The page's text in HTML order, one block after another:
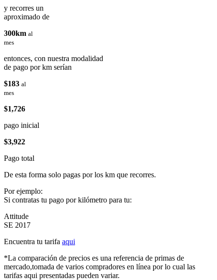
y recorres un
aproximado de
300km al
mes
entonces, con nuestra modalidad
de pago por km serían
$183 al
mes
$1,726
pago inicial
$3,922
Pago total
De esta forma solo pagas por los km que recorres.
Por ejemplo:
Si contratas tu pago por kilómetro para tu:
Attitude
SE 2017
Encuentra tu tarifa aqui
*La comparación de precios es una referencia de primas de
mercado,tomada de varios compradores en línea por lo cual las
tarifas aqui presentadas pueden variar.